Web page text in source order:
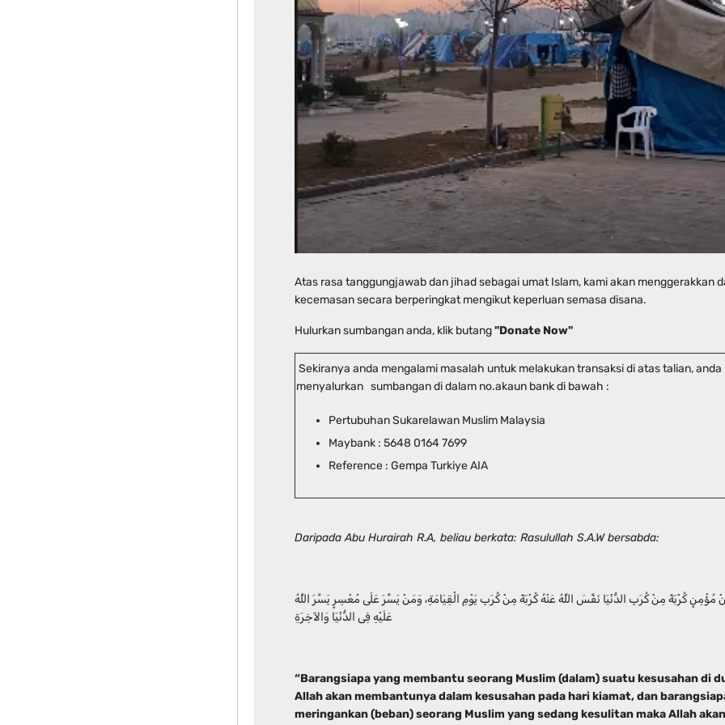
Atas rasa tanggungjawab dan jihad sebagai umat Islam, kami akan menggerakkan
kecemasan secara berperingkat mengikut keperluan semasa disana.
Hulurkan sumbangan anda, klik butang"Donate Now"
Sekiranya anda mengalami masalah untuk melakukan transaksi di atas talian,
menyalurkan sumbangan di dalam no.akaun bank di bawah :
Pertubuhan Sukarelawan Muslim Malaysia
Maybank : 5648 0164 7699
Reference : Gempa Turkiye AIA
Daripada Abu Hurairah R.A, beliau berkata: Rasulullah S.A.W bersabda:
كُرْبَةً مِنْ كُرَبِ الدُّنْيَا نَفَّسَ اللَّهُ عَنْهُ كُرْبَةً مِنْ كُرَبِ يَوْمِ الْقِيَامَةِ، وَمَنْ يَسَّرَ عَلَى مُعْسِرٍ يَسَّرَ اللَّهُ
عَلَيْهِ فِى الدُّنْيَا وَالآخِرَةِ
“Barangsiapa yang membantu seorang Muslim (dalam) suatu kesusahan di
Allah akan membantunya dalam kesusahan pada hari kiamat, dan
meringankan (beban) seorang Muslim yang sedang kesulitan maka Allah akan